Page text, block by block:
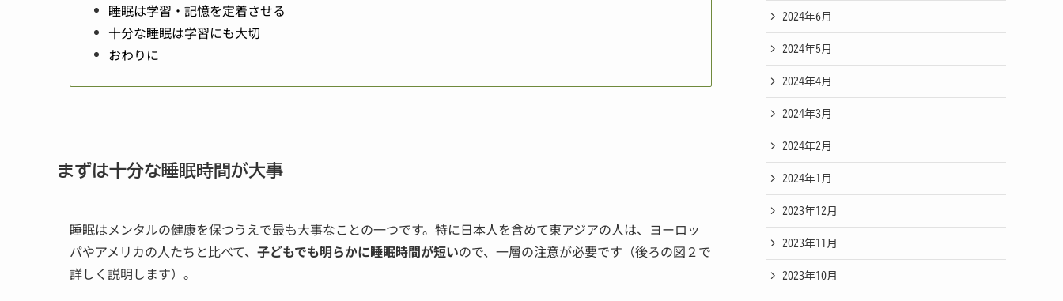
睡眠は学習・記憶を定着させる
十分な睡眠は学習にも大切
おわりに
まずは十分な睡眠時間が大事
睡眠はメンタルの健康を保つうえで最も大事なことの一つです。特に日本人を含めて東アジアの人は、ヨーロッ
パやアメリカの人たちと比べて、 子どもでも明らかに睡眠時間が短いので、一層の注意が必要です（後ろの図２で
詳しく説明します）。
2024年6月
2024年5月
2024年4月
2024年3月
2024年2月
2024年1月
2023年12月
2023年11月
2023年10月